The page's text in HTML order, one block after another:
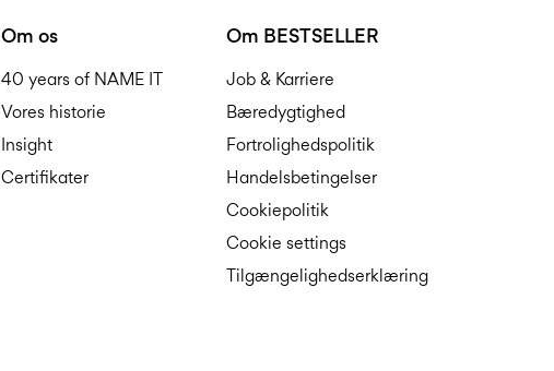
Om os
40 years of NAME IT
Vores historie
Insight
Certifikater
Om BESTSELLER
Job & Karriere
Bæredygtighed
Fortrolighedspolitik
Handelsbetingelser
Cookiepolitik
Cookie settings
Tilgængelighedserklæring